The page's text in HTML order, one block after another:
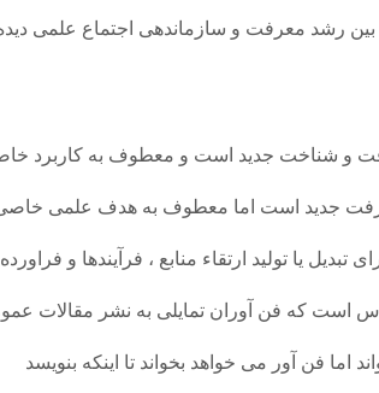
بین رشد معرفت و سازماندهی اجتماع علمی
و شناخت جدید است و معطوف به کاربرد
جدید است اما معطوف به هدف علمی
یا تولید ارتقاء منابع ، فرآیندها و
است که فن آوران تمایلی به نشر مقالات
اما فن آور می خواهد بخواند تا اینکه بنویسد